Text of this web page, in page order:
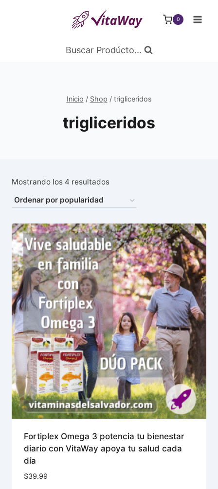
0
Buscar Prodúcto...
Inicio / Shop / trigliceridos
trigliceridos
Mostrando los 4 resultadosOrdenado
popularidad
Fortiplex Omega 3 potencia tu bienestar
diario con VitaWay apoya tu salud cada
día
$39.99